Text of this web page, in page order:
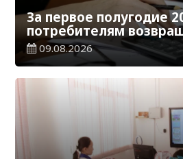
За первое полугодие
потребителям
тенге
09.08.2026